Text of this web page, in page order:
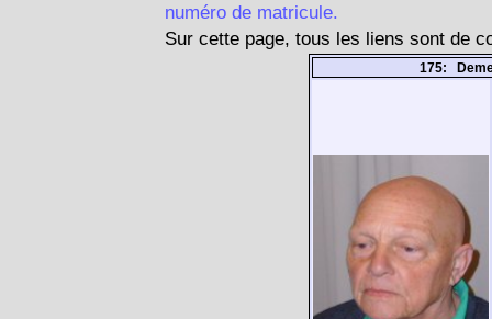
numéro de matricule.
Sur cette page, tous les liens sont de
175: